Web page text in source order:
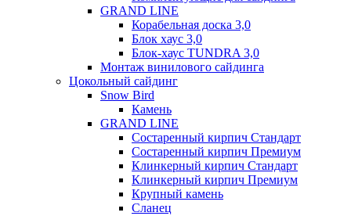
GRAND LINE
Корабельная доска 3,0
Блок хаус 3,0
Блок-хаус TUNDRA 3,0
Монтаж винилового сайдинга
Цокольный сайдинг
Snow Bird
Камень
GRAND LINE
Состаренный кирпич Стандарт
Состаренный кирпич Премиум
Клинкерный кирпич Стандарт
Клинкерный кирпич Премиум
Крупный камень
Сланец